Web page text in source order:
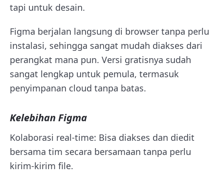
tapi untuk desain.
Figma berjalan langsung di browser tanpa perlu
instalasi, sehingga sangat mudah diakses dari
perangkat mana pun. Versi gratisnya sudah
sangat lengkap untuk pemula, termasuk
penyimpanan cloud tanpa batas.
Kelebihan Figma
Kolaborasi real-time: Bisa diakses dan diedit
bersama tim secara bersamaan tanpa perlu
kirim-kirim file.